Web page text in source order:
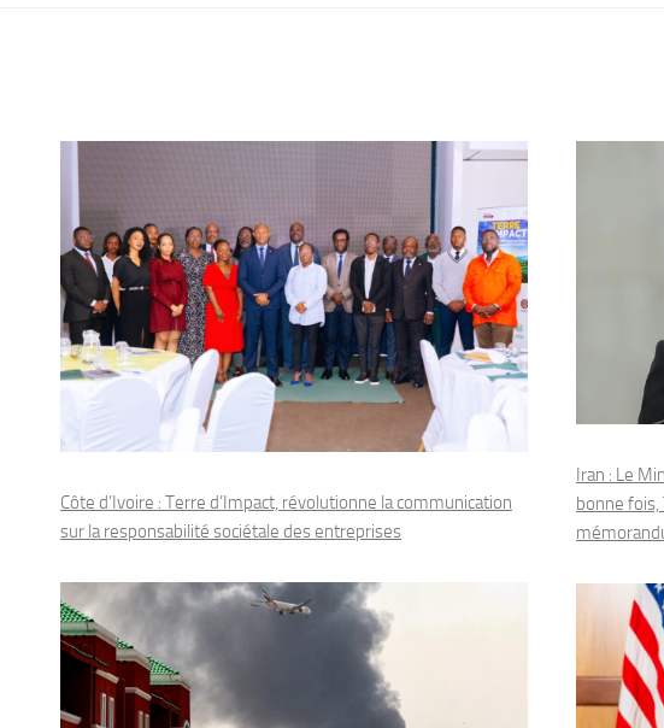
Côte d’Ivoire : Terre d’Impact, révolutionne la communication
sur la responsabilité sociétale des entreprises
Iran : Le
bonne fois,